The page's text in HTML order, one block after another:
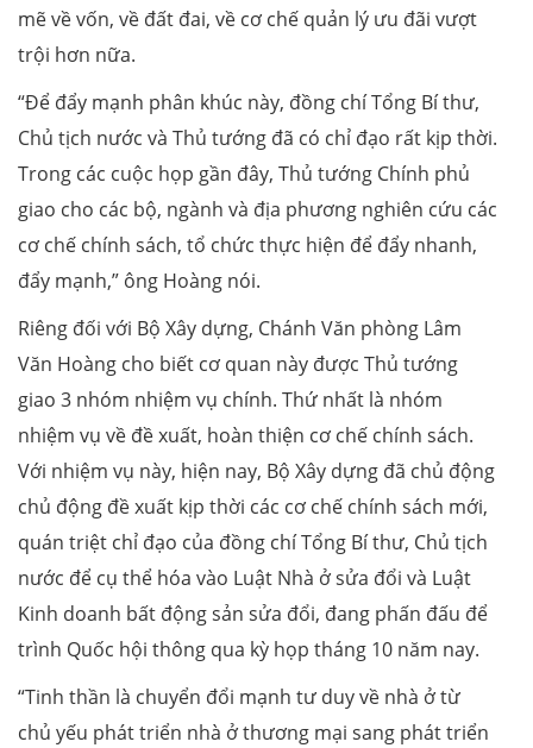
mẽ về vốn, về đất đai, về cơ chế quản lý ưu đãi vượt
trội hơn nữa.
“Để đẩy mạnh phân khúc này, đồng chí Tổng Bí thư,
Chủ tịch nước và Thủ tướng đã có chỉ đạo rất kịp thời.
Trong các cuộc họp gần đây, Thủ tướng Chính phủ
giao cho các bộ, ngành và địa phương nghiên cứu các
cơ chế chính sách, tổ chức thực hiện để đẩy nhanh,
đẩy mạnh,” ông Hoàng nói.
Riêng đối với Bộ Xây dựng, Chánh Văn phòng Lâm
Văn Hoàng cho biết cơ quan này được Thủ tướng
giao 3 nhóm nhiệm vụ chính. Thứ nhất là nhóm
nhiệm vụ về đề xuất, hoàn thiện cơ chế chính sách.
Với nhiệm vụ này, hiện nay, Bộ Xây dựng đã chủ động
chủ động đề xuất kịp thời các cơ chế chính sách mới,
quán triệt chỉ đạo của đồng chí Tổng Bí thư, Chủ tịch
nước để cụ thể hóa vào Luật Nhà ở sửa đổi và Luật
Kinh doanh bất động sản sửa đổi, đang phấn đấu để
trình Quốc hội thông qua kỳ họp tháng 10 năm nay.
“Tinh thần là chuyển đổi mạnh tư duy về nhà ở từ
chủ yếu phát triển nhà ở thương mại sang phát triển